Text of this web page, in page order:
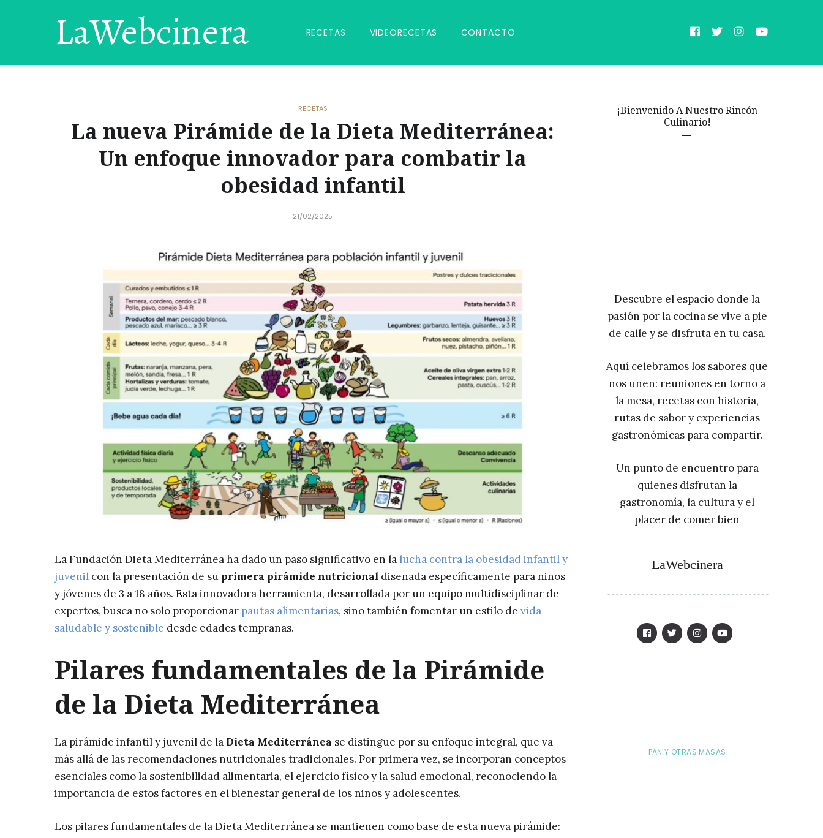
LaWebcinera RECETAS VIDEORECETAS CONTACTO
RECETAS
La nueva Pirámide de la Dieta Mediterránea:
Un enfoque innovador para combatir la
obesidad infantil
21/02/2025
La Fundación Dieta Mediterránea ha dado un paso significativo en la lucha contra la obesidad infantil y
juvenil con la presentación de su primera pirámide nutricional diseñada específicamente para niños
y jóvenes de 3 a 18 años. Esta innovadora herramienta, desarrollada por un equipo multidisciplinar de
expertos, busca no solo proporcionar pautas alimentarias, sino también fomentar un estilo de vida
saludable y sostenible desde edades tempranas.
Pilares fundamentales de la Pirámide
de la Dieta Mediterránea
La pirámide infantil y juvenil de la Dieta Mediterránea se distingue por su enfoque integral, que va
más allá de las recomendaciones nutricionales tradicionales. Por primera vez, se incorporan conceptos
esenciales como la sostenibilidad alimentaria, el ejercicio físico y la salud emocional, reconociendo la
importancia de estos factores en el bienestar general de los niños y adolescentes.
Los pilares fundamentales de la Dieta Mediterránea se mantienen como base de esta nueva pirámide:
¡Bienvenido A Nuestro Rincón
Culinario!
Descubre el espacio donde la
pasión por la cocina se vive a pie
de calle y se disfruta en tu casa.
Aquí celebramos los sabores que
nos unen: reuniones en torno a
la mesa, recetas con historia,
rutas de sabor y experiencias
gastronómicas para compartir.
Un punto de encuentro para
quienes disfrutan la
gastronomía, la cultura y el
placer de comer bien
LaWebcinera
PAN Y OTRAS MASAS